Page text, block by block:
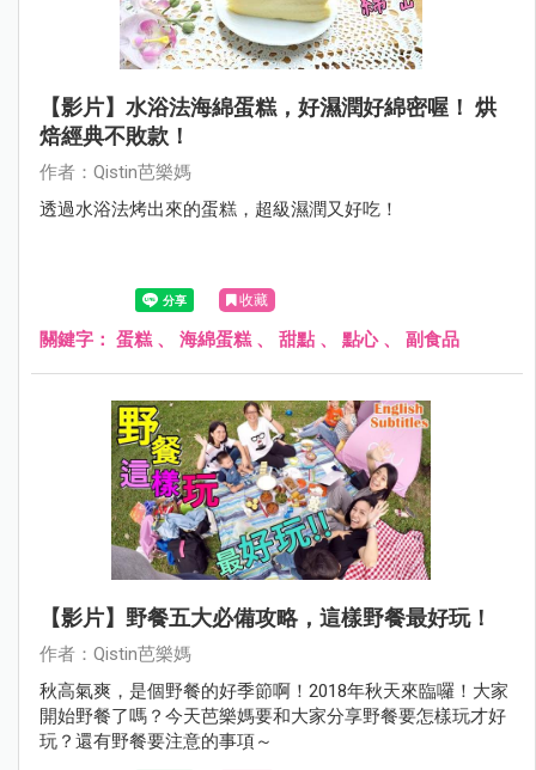
【影片】水浴法海綿蛋糕，好濕潤好綿密喔！ 烘
焙經典不敗款！
作者：Qistin芭樂媽
透過水浴法烤出來的蛋糕，超級濕潤又好吃！
收藏
關鍵字： 蛋糕 、 海綿蛋糕 、 甜點 、 點心、 副食品
【影片】野餐五大必備攻略，這樣野餐最好玩！
作者：Qistin芭樂媽
秋高氣爽，是個野餐的好季節啊！2018年秋天來臨囉！大家
開始野餐了嗎？今天芭樂媽要和大家分享野餐要怎樣玩才好
玩？還有野餐要注意的事項～